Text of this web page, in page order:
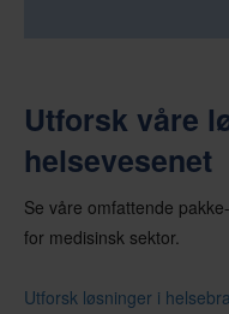
Utforsk våre
helsevesenet
Se våre omfattende
for medisinsk sektor.
Utforsk løsninger i